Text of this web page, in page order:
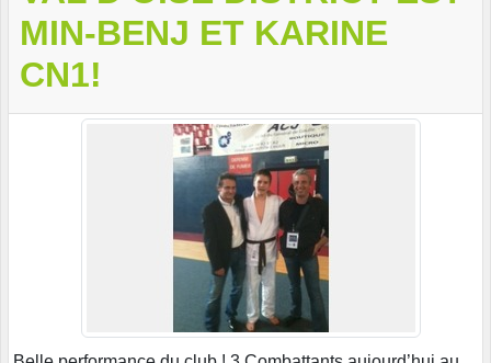
MIN-BENJ ET KARINE
CN1!